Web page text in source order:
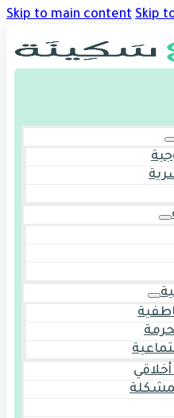
Skip to main content Skip